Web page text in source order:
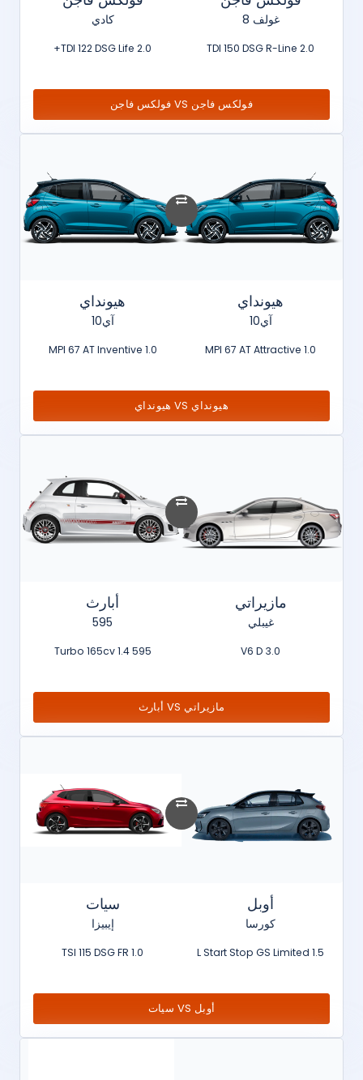
غولف 8
2.0 TDI 150 DSG R-Line
كادي
2.0 TDI 122 DSG Life+
فولكس فاجن VS فولكس فاجن
هيونداي
آي10
1.0 MPI 67 AT Attractive
هيونداي
آي10
1.0 MPI 67 AT Inventive
هيونداي VS هيونداي
مازيراتي
غيبلي
3.0 V6 D
أبارث
595
595 1.4 Turbo 165cv
مازيراتي VS أبارث
أوبل
كورسا
1.5 L Start Stop GS Limited
سيات
إيبيزا
1.0 TSI 115 DSG FR
أوبل VS سيات